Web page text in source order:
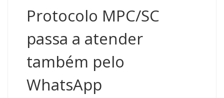
Protocolo MPC/SC
passa a atender
também pelo
WhatsApp